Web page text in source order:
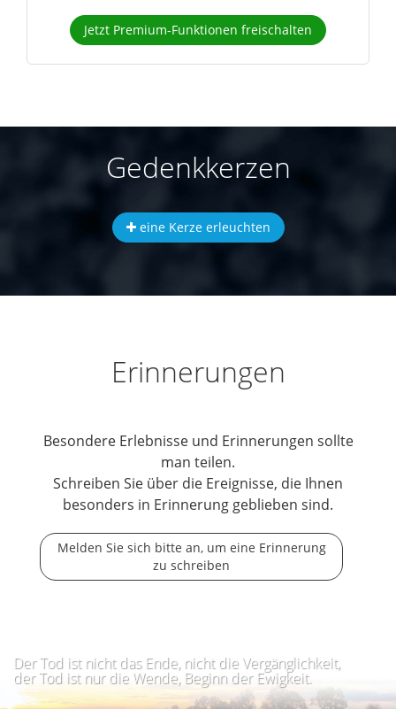
Jetzt Premium-Funktionen freischalten
Gedenkkerzen
eine Kerze erleuchten
Erinnerungen
Besondere Erlebnisse und Erinnerungen sollte
man teilen.
Schreiben Sie über die Ereignisse, die Ihnen
besonders in Erinnerung geblieben sind.
Melden Sie sich bitte an, um eine Erinnerung
zu schreiben
Der Tod ist nicht das Ende, nicht die Vergänglichkeit,
der Tod ist nur die Wende, Beginn der Ewigkeit.